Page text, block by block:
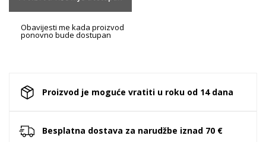
Obavijesti me kada proizvod
ponovno bude dostupan
Proizvod je moguće vratiti u roku od 14 dana
Besplatna dostava za narudžbe iznad 70 €